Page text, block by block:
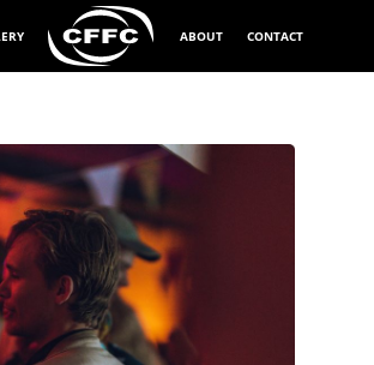
ABOUT CONTACT